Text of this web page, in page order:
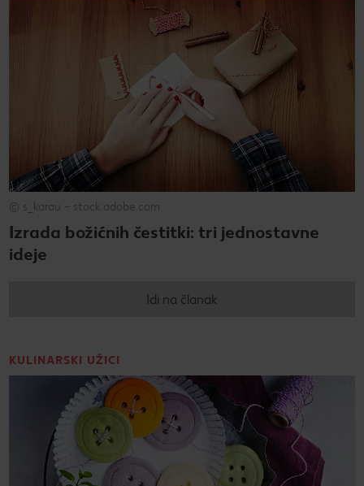
© s_karau – stock.adobe.com
Izrada božićnih čestitki: tri jednostavne
ideje
Idi na članak
KULINARSKI UŽICI